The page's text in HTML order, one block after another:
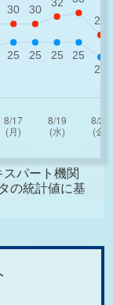
パート機関
の統計値に基